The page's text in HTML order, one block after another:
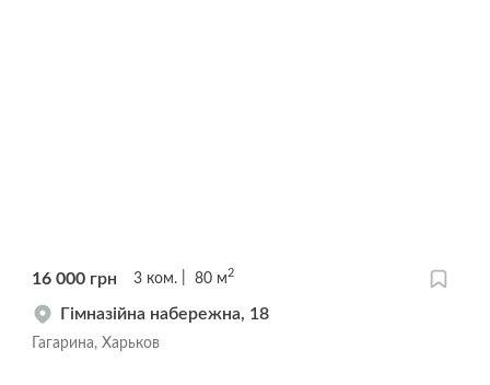
16 000 грн 3 ком. 80 м2
Гімназійна набережна, 18
Гагарина, Харьков